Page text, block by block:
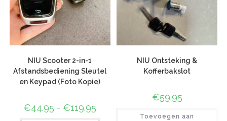
NIU Scooter 2-in-1
Afstandsbediening Sleutel
en Keypad (Foto Kopie)
€44.95 - €119.95
NIU Ontsteking &
Kofferbakslot
€59.95
Toevoegen aan